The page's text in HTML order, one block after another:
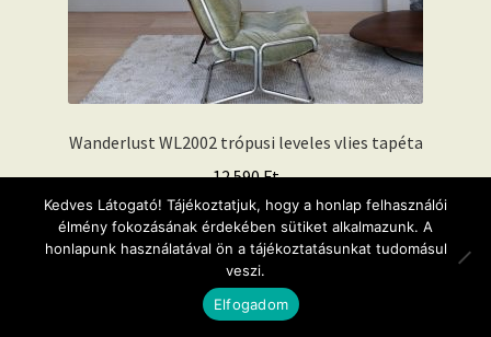
Wanderlust WL2002 trópusi leveles vlies tapéta
12.590Ft
Kosárba teszem
Kedves Látogató! Tájékoztatjuk, hogy a honlap felhasználói
élmény fokozásának érdekében sütiket alkalmazunk. A
honlapunk használatával ön a tájékoztatásunkat tudomásul
veszi.
Elfogadom